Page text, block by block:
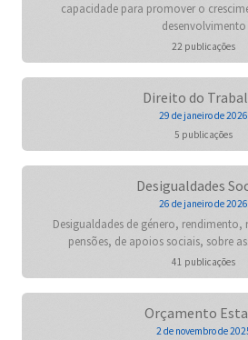
capacidade para promover o
desenvolvimento
22 publicações
Direito do
29 de janeiro de 2026
5 publicações
Desigualdades
26 de janeiro de 2026
Desigualdades de género,
pensões, de apoios sociais, sobre
41 publicações
Orçamento
2 de novembro de